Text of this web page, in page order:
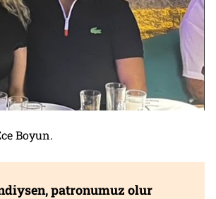
Boyun.
patronumuz olur